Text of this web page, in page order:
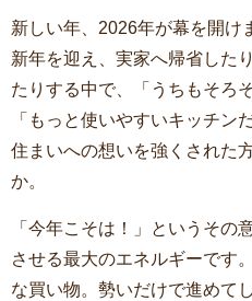
新しい年、2026年が幕を開け
新年を迎え、実家へ帰省した
たりする中で、「うちもそろ
「もっと使いやすいキッチ
住まいへの想いを強くされた
か。
「今年こそは！」というその
させる最大のエネルギーです
な買い物。勢いだけで進めて